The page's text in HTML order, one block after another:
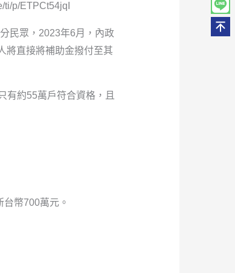
ti/p/ETPCt54jqI
民眾，2023年6月，內政
將直接將補助金撥付至其
有約55萬戶符合資格，且
幣700萬元。